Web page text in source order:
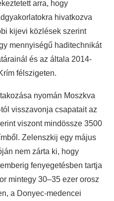
arra, hogy
hivatkozva
kijevi közlések szerint
mennyiségű haditechnikát
és az általa 2014-
félszigeten.
nyomán Moszkva
visszavonja csapatait az
viszont mindössze 3500
Zelenszkij egy május
nem zárta ki, hogy
fenyegetésben tartja
mintegy 30–35 ezer orosz
a Donyec-medencei